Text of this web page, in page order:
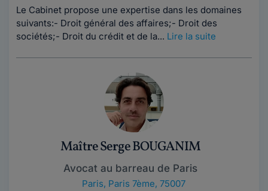
Le Cabinet propose une expertise dans les domaines
suivants:- Droit général des affaires;- Droit des
sociétés;- Droit du crédit et de la... Lire la suite
Maître Serge BOUGANIM
Avocat au barreau de Paris
Paris, Paris 7ème, 75007